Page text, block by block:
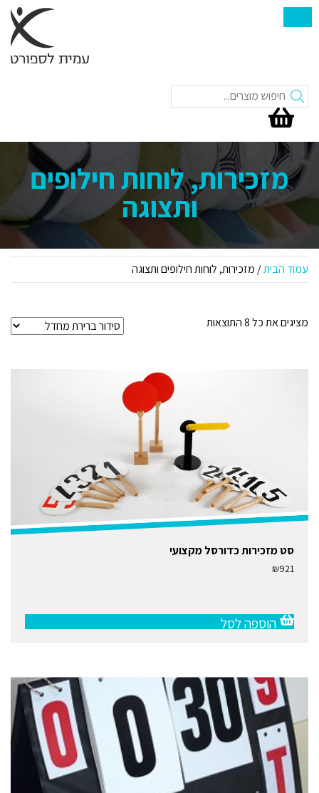
חיפוש
מזכירות, לוחות חילופים
ותצוגה
עמוד הבית/ מזכירות, לוחות חילופים ותצוגה
מציגים את כל ⁦8⁩ התוצאות
סט מזכירות כדורסל מקצועי
₪921
הוספה לסל